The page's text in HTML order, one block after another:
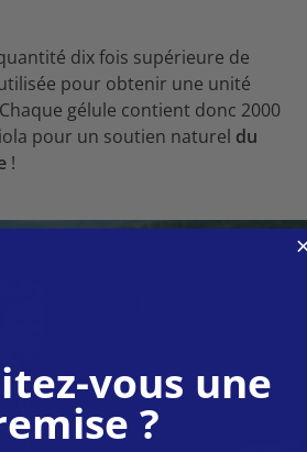
dix fois supérieure de
pour obtenir une unité
gélule contient donc 2000
pour un soutien naturel du
!
vous une
?